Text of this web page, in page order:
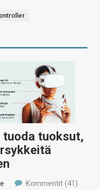
tuoda tuoksut,
Kommentit (41)